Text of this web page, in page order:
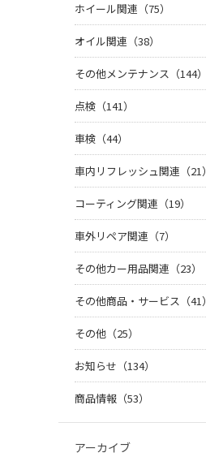
ホイール関連（75）
オイル関連（38）
その他メンテナンス（144）
点検（141）
車検（44）
車内リフレッシュ関連（21）
コーティング関連（19）
車外リペア関連（7）
その他カー用品関連（23）
その他商品・サービス（41）
その他（25）
お知らせ（134）
商品情報（53）
アーカイブ